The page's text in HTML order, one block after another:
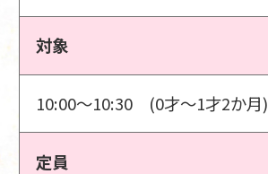
対象
10:00～10:30 (0才～1才2か月)
定員